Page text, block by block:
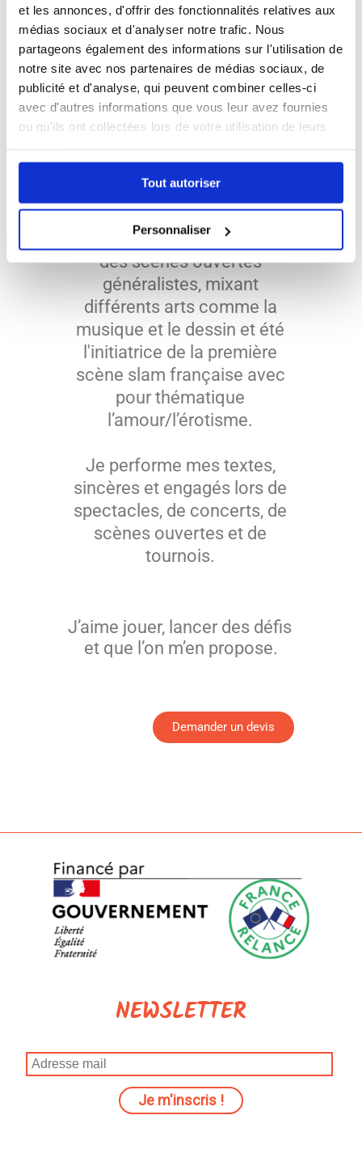
et les annonces, d'offrir des fonctionnalités relatives aux
médias sociaux et d'analyser notre trafic. Nous
partageons également des informations sur l'utilisation de
notre site avec nos partenaires de médias sociaux, de
publicité et d'analyse, qui peuvent combiner celles-ci
avec d'autres informations que vous leur avez fournies
ou qu'ils ont collectées lors de votre utilisation de leurs
Tout autoriser
Personnaliser
C’est depuis devenu mon
métier.
Depuis 2012je donne
ateliers, formations et
conférences car j'ai à cœur
l’activité du Slam à Paris
tant que Maîtresse de
Cérémonie (MC)en animant
des scènes ouvertes
généralistes, mixant
différents arts comme la
musique et le dessin et été
l'initiatrice de la première
scène slam française avec
pour thématique
l’amour/l’érotisme.
Je performe mes textes,
sincères et engagés lors de
spectacles, de concerts, de
scènes ouvertes et de
tournois.
J’aime jouer, lancer des défis
et que l’on m’en propose.
Demander un devis
NEWSLETTER